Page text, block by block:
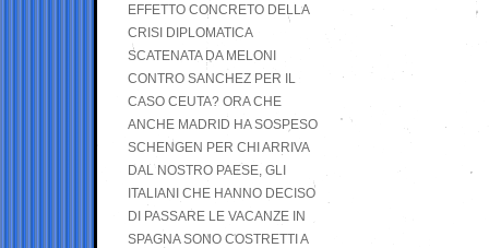
EFFETTO CONCRETO DELLA
CRISI DIPLOMATICA
SCATENATA DA MELONI
CONTRO SANCHEZ PER IL
CASO CEUTA? ORA CHE
ANCHE MADRID HA SOSPESO
SCHENGEN PER CHI ARRIVA
DAL NOSTRO PAESE, GLI
ITALIANI CHE HANNO DECISO
DI PASSARE LE VACANZE IN
SPAGNA SONO COSTRETTI A